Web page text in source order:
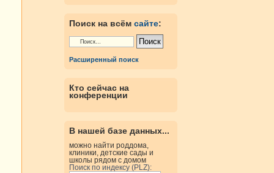
Поиск на всём сайте:
Расширенный поиск
Кто сейчас на
конференции
В нашей базе данных...
можно найти роддома,
клиники, детские сады и
школы рядом с домом
Поиск по индексу (PLZ):